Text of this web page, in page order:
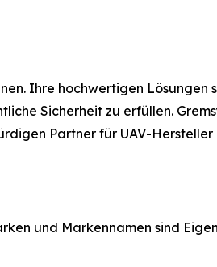
Ihre hochwertigen
Sicherheit zu erfüllen.
Partner für UAV-Hersteller
und Markennamen sind